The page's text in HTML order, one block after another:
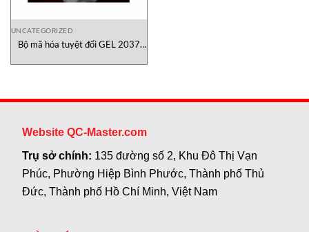
UNCATEGORIZED
Bộ mã hóa tuyệt đối GEL 2037
Website QC-Master.com
Trụ sở chính: 135 đường số 2, Khu Đô Thị Vạn
Phúc, Phường Hiệp Bình Phước, Thành phố Thủ
Đức, Thành phố Hồ Chí Minh, Việt Nam